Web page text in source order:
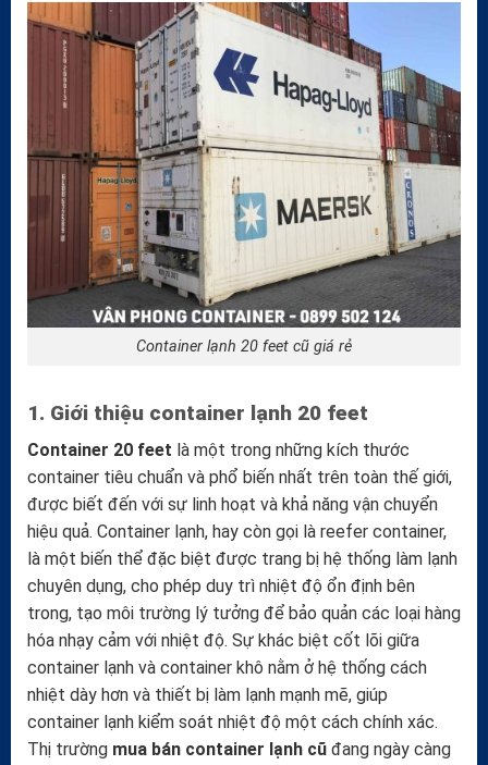
Container lạnh 20 feet cũ giá rẻ
1. Giới thiệu container lạnh 20 feet
Container 20 feet là một trong những kích thước
container tiêu chuẩn và phổ biến nhất trên toàn thế giới,
được biết đến với sự linh hoạt và khả năng vận chuyển
hiệu quả. Container lạnh, hay còn gọi là reefer container,
là một biến thể đặc biệt được trang bị hệ thống làm lạnh
chuyên dụng, cho phép duy trì nhiệt độ ổn định bên
trong, tạo môi trường lý tưởng để bảo quản các loại hàng
hóa nhạy cảm với nhiệt độ. Sự khác biệt cốt lõi giữa
container lạnh và container khô nằm ở hệ thống cách
nhiệt dày hơn và thiết bị làm lạnh mạnh mẽ, giúp
container lạnh kiểm soát nhiệt độ một cách chính xác.
Thị trường mua bán container lạnh cũ đang ngày càng